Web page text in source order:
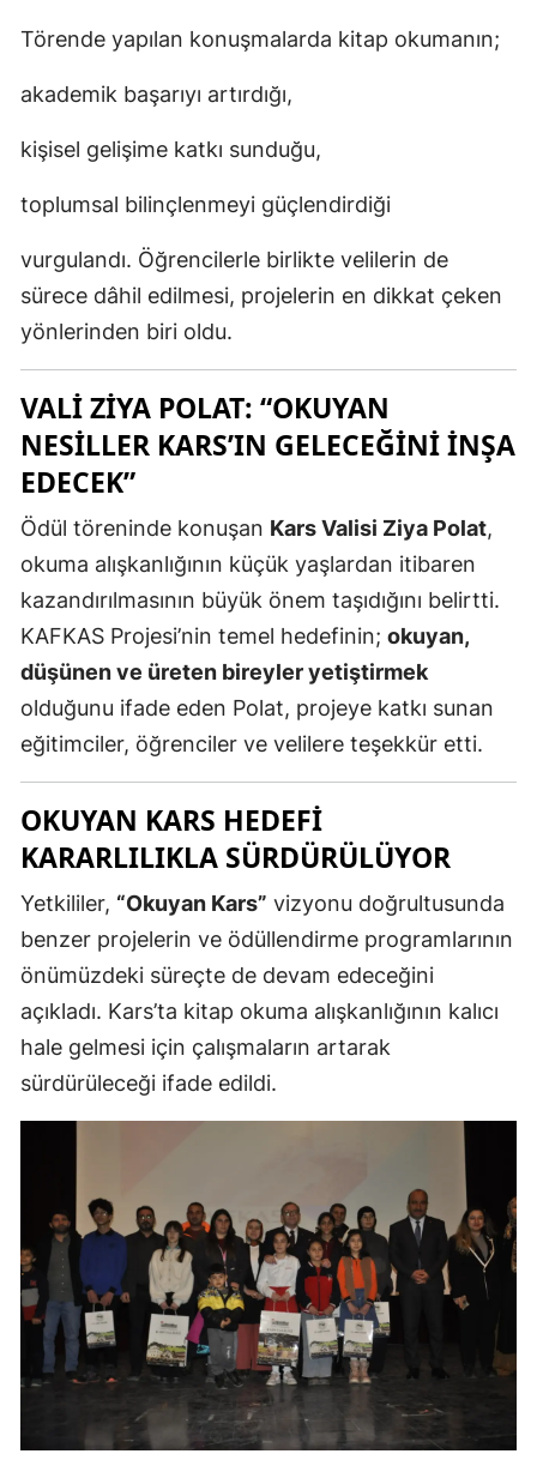
Mardin
Nevşehir
Ordu
Samsun
Sinop
Tekirdağ
Tokat
Trabzon
Tunceli
Van
Yozgat
Zonguldak
Bayburt
Kırıkkale
Batman
Şırnak
Bartın
Ardahan
Törende yapılan konuşmalarda kitap okumanın;
akademik başarıyı artırdığı,
kişisel gelişime katkı sunduğu,
toplumsal bilinçlenmeyi güçlendirdiği
vurgulandı. Öğrencilerle birlikte velilerin de
sürece dâhil edilmesi, projelerin en dikkat çeken
yönlerinden biri oldu.
VALI ZIYA POLAT: “OKUYAN
NESILLER KARS’IN GELECEĞINI İNŞA
EDECEK”
Ödül töreninde konuşan Kars Valisi Ziya Polat,
okuma alışkanlığının küçük yaşlardan itibaren
kazandırılmasının büyük önem taşıdığını belirtti.
KAFKAS Projesi’nin temel hedefinin; okuyan,
düşünen ve üreten bireyler yetiştirmek
olduğunu ifade eden Polat, projeye katkı sunan
eğitimciler, öğrenciler ve velilere teşekkür etti.
OKUYAN KARS HEDEFI
KARARLILIKLA SÜRDÜRÜLÜYOR
Yetkililer, “Okuyan Kars” vizyonu doğrultusunda
benzer projelerin ve ödüllendirme programlarının
önümüzdeki süreçte de devam edeceğini
açıkladı. Kars’ta kitap okuma alışkanlığının kalıcı
hale gelmesi için çalışmaların artarak
sürdürüleceği ifade edildi.